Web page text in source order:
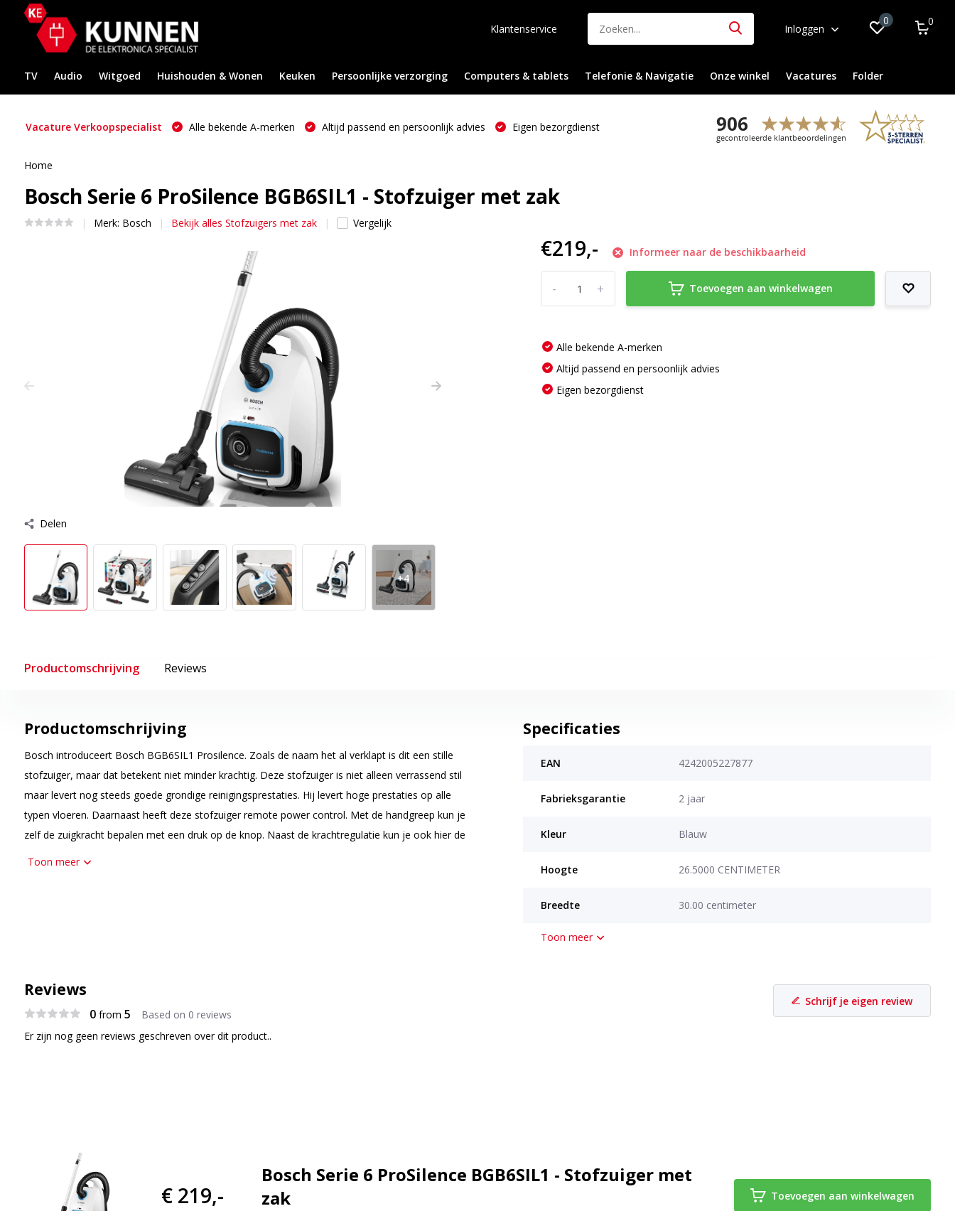
Klantenservice Inloggen
0 0
TV Audio Witgoed Huishouden & Wonen Keuken Persoonlijke verzorging Computers & tablets Telefonie & Navigatie Onze winkel Vacatures Folder
Vacature Verkoopspecialist Alle bekende A-merken Altijd passend en persoonlijk advies Eigen bezorgdienst
Home
Bosch Serie 6 ProSilence BGB6SIL1 - Stofzuiger met zak
Merk: Bosch Bekijk alles Stofzuigers met zak Vergelijk
Delen
+4
€219,- Informeer naar de beschikbaarheid
+
- Toevoegen aan winkelwagen
Alle bekende A-merken
Altijd passend en persoonlijk advies
Eigen bezorgdienst
Productomschrijving Reviews
Productomschrijving
Bosch introduceert Bosch BGB6SIL1 Prosilence. Zoals de naam het al verklapt is dit een stille
stofzuiger, maar dat betekent niet minder krachtig. Deze stofzuiger is niet alleen verrassend stil
maar levert nog steeds goede grondige reinigingsprestaties. Hij levert hoge prestaties op alle
typen vloeren. Daarnaast heeft deze stofzuiger remote power control. Met de handgreep kun je
zelf de zuigkracht bepalen met een druk op de knop. Naast de krachtregulatie kun je ook hier de
Toon meer
Specificaties
EAN 4242005227877
Fabrieksgarantie 2 jaar
Kleur Blauw
Hoogte 26.5000 CENTIMETER
Breedte 30.00 centimeter
Toon meer
Reviews
0from 5 Based on 0 reviews
Schrijf je eigen review
Er zijn nog geen reviews geschreven over dit product..
€ 219,-
Bosch Serie 6 ProSilence BGB6SIL1 - Stofzuiger met
zak
Toevoegen aan winkelwagen